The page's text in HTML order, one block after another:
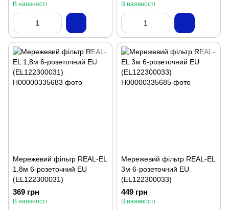
В наявності В наявності
Мережевий фільтр REAL-EL
1,8м 6-розеточний EU
(EL122300031)
369 грн
В наявності
Мережевий фільтр REAL-EL
3м 6-розеточний EU
(EL122300033)
449 грн
В наявності